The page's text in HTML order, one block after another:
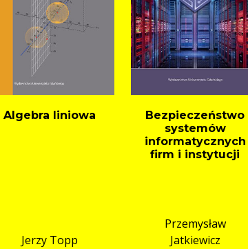
Algebra liniowa
Jerzy Topp
Bezpieczeństwo
systemów
informatycznych
firm i instytucji
Przemysław
Jatkiewicz